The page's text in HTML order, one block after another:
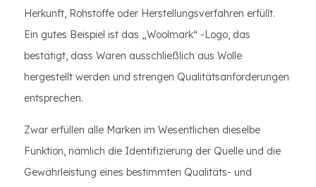
Herkunft, Rohstoffe oder Herstellungsverfahren erfüllt.
Ein gutes Beispiel ist das „Woolmark“ -Logo, das
bestätigt, dass Waren ausschließlich aus Wolle
hergestellt werden und strengen Qualitätsanforderungen
entsprechen.
Zwar erfüllen alle Marken im Wesentlichen dieselbe
Funktion, nämlich die Identifizierung der Quelle und die
Gewährleistung eines bestimmten Qualitäts- und